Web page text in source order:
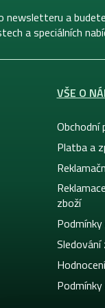
newsletteru a
a speciálních
VŠE O
Obchodní
Platba a
zboží
Sledování